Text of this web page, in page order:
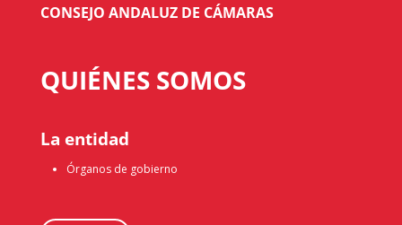
CONSEJO ANDALUZ DE CÁMARAS
QUIÉNES SOMOS
La entidad
Órganos de gobierno